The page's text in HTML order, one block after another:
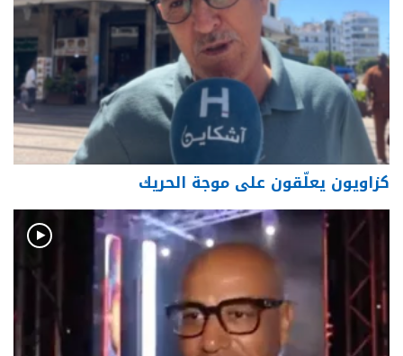
كزاويون يعلّقون على موجة الحريك